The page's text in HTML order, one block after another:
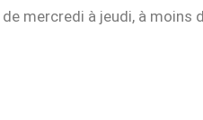
mercredi à jeudi, à moins